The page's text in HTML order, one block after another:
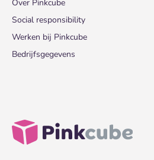
Over Pinkcube
Social responsibility
Werken bij Pinkcube
Bedrijfsgegevens